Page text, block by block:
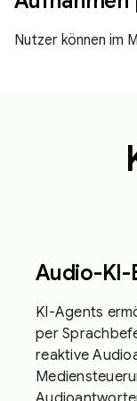
Nutzer können im
Audio-KI-
KI-Agents
per
reaktive